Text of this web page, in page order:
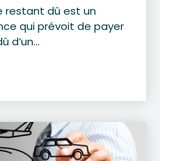
restant dû est un
qui prévoit de payer
d’un...